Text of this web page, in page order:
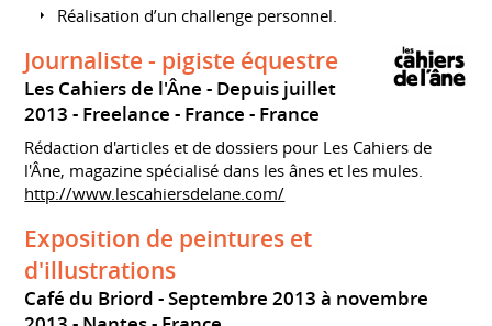
Réalisation d’un challenge personnel.
Journaliste - pigiste équestre
Les Cahiers de l'Âne
Depuis juillet
2013 Freelance France France
Rédaction d'articles et de dossiers pour Les Cahiers de
l'Âne, magazine spécialisé dans les ânes et les mules.
http://www.lescahiersdelane.com/
Exposition de peintures et
d'illustrations
Café du Briord
Septembre 2013 à novembre